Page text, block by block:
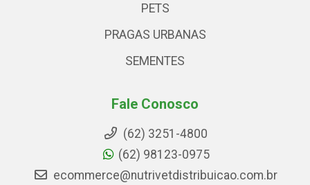
PETS
PRAGAS URBANAS
SEMENTES
Fale Conosco
(62) 3251-4800
(62) 98123-0975
ecommerce@nutrivetdistribuicao.com.br